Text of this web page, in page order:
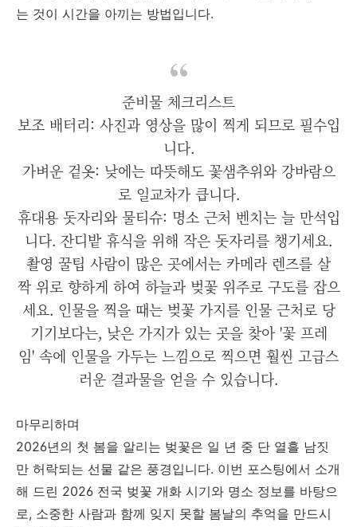
는 것이 시간을 아끼는 방법입니다.
준비물 체크리스트
보조 배터리: 사진과 영상을 많이 찍게 되므로 필수입
니다.
가벼운 겉옷: 낮에는 따뜻해도 꽃샘추위와 강바람으
로 일교차가 큽니다.
휴대용 돗자리와 물티슈: 명소 근처 벤치는 늘 만석입
니다. 잔디밭 휴식을 위해 작은 돗자리를 챙기세요.
촬영 꿀팁 사람이 많은 곳에서는 카메라 렌즈를 살
짝 위로 향하게 하여 하늘과 벚꽃 위주로 구도를 잡으
세요. 인물을 찍을 때는 벚꽃 가지를 인물 근처로 당
기기보다는, 낮은 가지가 있는 곳을 찾아 '꽃 프레
임' 속에 인물을 가두는 느낌으로 찍으면 훨씬 고급스
러운 결과물을 얻을 수 있습니다.
마무리하며
2026년의 첫 봄을 알리는 벚꽃은 일 년 중 단 열흘 남짓
만 허락되는 선물 같은 풍경입니다. 이번 포스팅에서 소개
해 드린 2026 전국 벚꽃 개화 시기와 명소 정보를 바탕으
로, 소중한 사람과 함께 잊지 못할 봄날의 추억을 만드시